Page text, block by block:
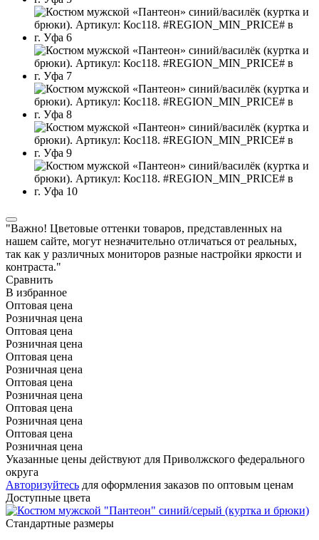
"Важно! Цветовые оттенки товаров, представленных на
нашем сайте, могут незначительно отличаться от реальных,
так как у различных мониторов разные настройки яркости и
контраста."
Сравнить
В избранное
Оптовая цена
Розничная цена
Оптовая цена
Розничная цена
Оптовая цена
Розничная цена
Оптовая цена
Розничная цена
Оптовая цена
Розничная цена
Оптовая цена
Розничная цена
Указанные цены действуют для Приволжского федерального
округа
Авторизуйтесь для оформления заказов по оптовым ценам
Доступные цвета
Стандартные размеры